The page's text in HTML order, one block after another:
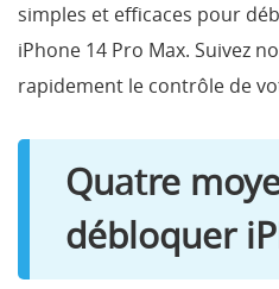
simples et efficaces pour
iPhone 14 Pro Max. Suivez
rapidement le contrôle de
Quatre
débloquer